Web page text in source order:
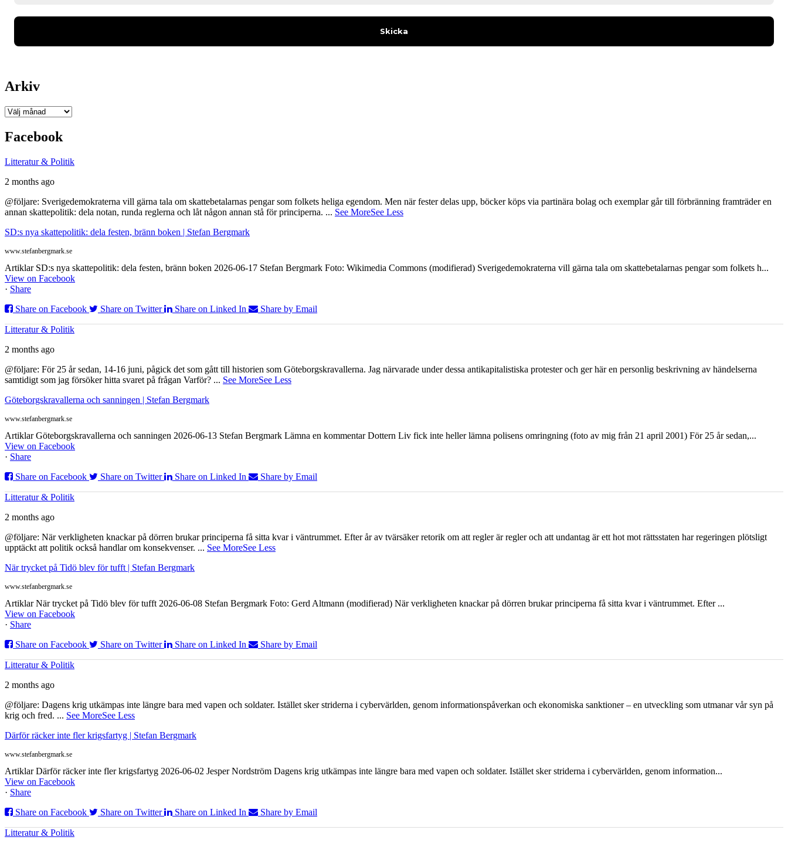
Arkiv
Arkiv
Facebook
Litteratur & Politik
2 months ago
@följare: Sverigedemokraterna vill gärna tala om skattebetalarnas pengar som folkets heliga egendom. Men när fester delas upp, böcker köps via partinära bolag och exemplar går till förbränning framträder en
annan skattepolitik: dela notan, runda reglerna och låt någon annan stå för principerna. ... See MoreSee Less
SD:s nya skattepolitik: dela festen, bränn boken | Stefan Bergmark
www.stefanbergmark.se
Artiklar SD:s nya skattepolitik: dela festen, bränn boken 2026-06-17 Stefan Bergmark Foto: Wikimedia Commons (modifierad) Sverigedemokraterna vill gärna tala om skattebetalarnas pengar som folkets h...
View on Facebook
· Share
Share on Facebook
Share on Twitter Share on Linked In Share by Email
Litteratur & Politik
2 months ago
@följare: För 25 år sedan, 14-16 juni, pågick det som gått till historien som Göteborgskravallerna. Jag närvarade under dessa antikapitalistiska protester och ger här en personlig beskrivning av händelserna
samtidigt som jag försöker hitta svaret på frågan Varför? ... See MoreSee Less
Göteborgskravallerna och sanningen | Stefan Bergmark
www.stefanbergmark.se
Artiklar Göteborgskravallerna och sanningen 2026-06-13 Stefan Bergmark Lämna en kommentar Dottern Liv fick inte heller lämna polisens omringning (foto av mig från 21 april 2001) För 25 år sedan,...
View on Facebook
· Share
Share on Facebook
Share on Twitter Share on Linked In Share by Email
Litteratur & Politik
2 months ago
@följare: När verkligheten knackar på dörren brukar principerna få sitta kvar i väntrummet. Efter år av tvärsäker retorik om att regler är regler och att undantag är ett hot mot rättsstaten har regeringen plötsligt
upptäckt att politik också handlar om konsekvenser. ... See MoreSee Less
När trycket på Tidö blev för tufft | Stefan Bergmark
www.stefanbergmark.se
Artiklar När trycket på Tidö blev för tufft 2026-06-08 Stefan Bergmark Foto: Gerd Altmann (modifierad) När verkligheten knackar på dörren brukar principerna få sitta kvar i väntrummet. Efter ...
View on Facebook
· Share
Share on Facebook
Share on Twitter Share on Linked In Share by Email
Litteratur & Politik
2 months ago
@följare: Dagens krig utkämpas inte längre bara med vapen och soldater. Istället sker striderna i cybervärlden, genom informationspåverkan och ekonomiska sanktioner – en utveckling som utmanar vår syn på
krig och fred. ... See MoreSee Less
Därför räcker inte fler krigsfartyg | Stefan Bergmark
www.stefanbergmark.se
Artiklar Därför räcker inte fler krigsfartyg 2026-06-02 Jesper Nordström Dagens krig utkämpas inte längre bara med vapen och soldater. Istället sker striderna i cybervärlden, genom information...
View on Facebook
· Share
Share on Facebook
Share on Twitter Share on Linked In Share by Email
Litteratur & Politik